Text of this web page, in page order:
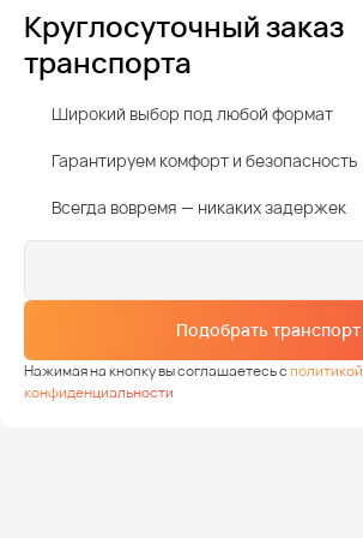
Круглосуточный заказ
транспорта
Широкий выбор под любой формат
Гарантируем комфорт и безопасность
Всегда вовремя — никаких задержек
Подобрать транспорт
Нажимая на кнопку вы соглашаетесь сполитикой
конфиденциальности